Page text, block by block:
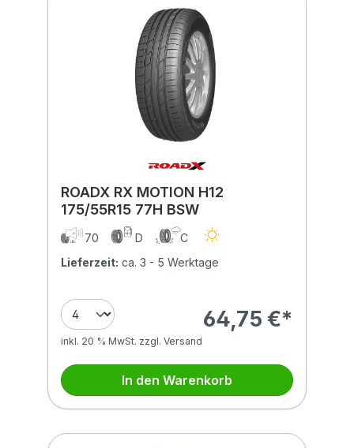
ROADX RX MOTION H12
175/55R15 77H BSW
70 D
C
Lieferzeit: ca. 3 - 5 Werktage
64,75 €*
inkl. 20 % MwSt. zzgl. Versand
In den Warenkorb